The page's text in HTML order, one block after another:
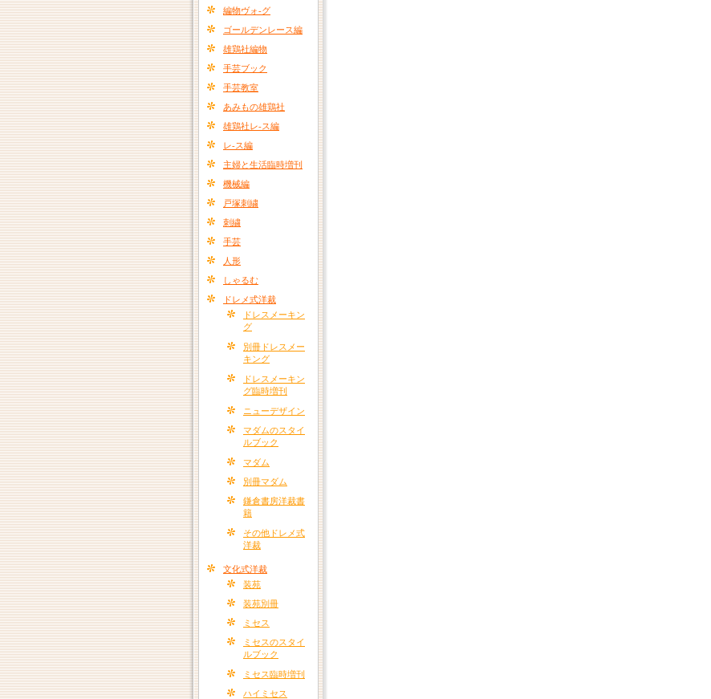
編物ヴォ-グ
ゴールデンレース編
雄鶏社編物
手芸ブック
手芸教室
あみもの雄鶏社
雄鶏社レ-ス編
レ-ス編
主婦と生活臨時増刊
機械編
戸塚刺繍
刺繍
手芸
人形
しゃるむ
ドレメ式洋裁
ドレスメーキン
グ
別冊ドレスメー
キング
ドレスメーキン
グ臨時増刊
ニューデザイン
マダムのスタイ
ルブック
マダム
別冊マダム
鎌倉書房洋裁書
籍
その他ドレメ式
洋裁
文化式洋裁
装苑
装苑別冊
ミセス
ミセスのスタイ
ルブック
ミセス臨時増刊
ハイミセス